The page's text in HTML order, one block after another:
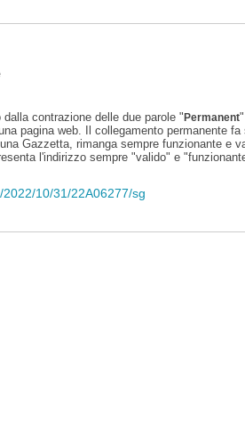
dalla contrazione delle due parole "Permanent
pagina web. Il collegamento permanente
Gazzetta, rimanga sempre funzionante e
l'indirizzo sempre "valido" e
10/31/22A06277/sg